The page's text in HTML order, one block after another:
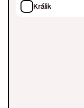
Králik